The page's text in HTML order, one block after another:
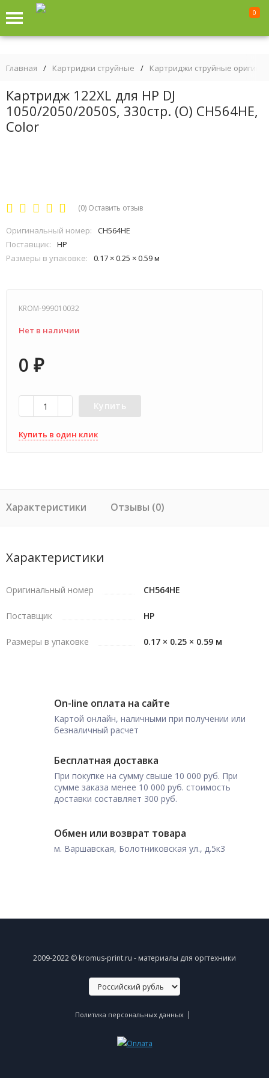
0
Главная / Картриджи струйные / Картриджи струйные
Картридж 122XL для HP DJ
1050/2050/2050S, 330стр. (O) CH564HE,
Color
(0) Оставить отзыв
Оригинальный номер:
CH564HE
Поставщик:
HP
Размеры в упаковке:
0.17 × 0.25 × 0.59 м
KROM-999010032
Нет в наличии
0 ₽
Купить
Купить в один клик
Характеристики Отзывы (0)
Характеристики
Оригинальный номер CH564HE
Поставщик HP
Размеры в упаковке 0.17 × 0.25 × 0.59 м
On-line оплата на сайте
Картой онлайн, наличными при получении или
безналичный расчет
Бесплатная доставка
При покупке на сумму свыше 10 000 руб. При
сумме заказа менее 10 000 руб. стоимость
доставки составляет 300 руб.
Обмен или возврат товара
м. Варшавская, Болотниковская ул., д.5к3
2009-2022 © kromus-print.ru - материалы для оргтехники
Политика персональных данных |